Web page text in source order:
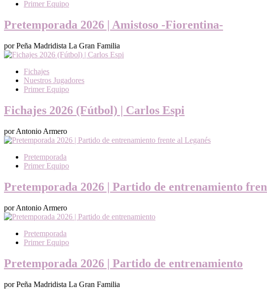
Primer Equipo
Pretemporada 2026 | Amistoso -Fiorentina-
por Peña Madridista La Gran Familia
Fichajes
Nuestros Jugadores
Primer Equipo
Fichajes 2026 (Fútbol) | Carlos Espi
por Antonio Armero
Pretemporada
Primer Equipo
Pretemporada 2026 | Partido de entrenamiento
por Antonio Armero
Pretemporada
Primer Equipo
Pretemporada 2026 | Partido de entrenamiento
por Peña Madridista La Gran Familia